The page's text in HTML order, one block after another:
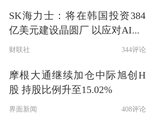
SK海力士：将在韩国投资384
亿美元建设晶圆厂 以应对AI...
财联社 344评论
摩根大通继续加仓中际旭创H
股 持股比例升至15.02%
界面新闻 408评论